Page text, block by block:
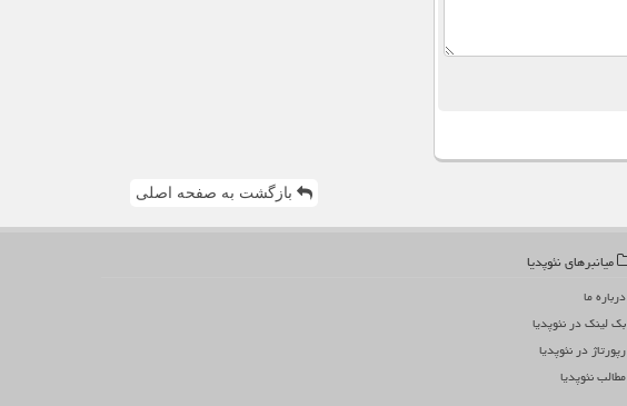
بازگشت به صفحه اصلی
میانبرهای نئوپدیا
درباره ما
بک لینک در نئوپدیا
رپورتاژ در نئوپدیا
مطالب نئوپدیا